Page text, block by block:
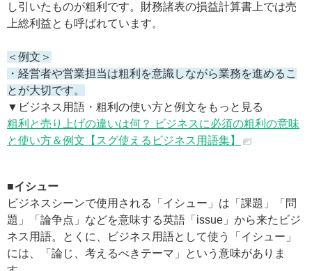
し引いたものが粗利です。財務諸表の損益計算書上では売
上総利益とも呼ばれています。
＜例文＞
・経営者や営業担当は粗利を意識しながら業務を進めるこ
とが大切です。
▼ビジネス用語・粗利の使い方と例文をもっと見る
粗利と売り上げの違いは何？ ビジネスに必須の粗利の意味
と使い方＆例文【スグ使えるビジネス用語集】
■イシュー
ビジネスシーンで使用される「イシュー」は「課題」「問
題」「論争点」などを意味する英語「issue」から来たビジ
ネス用語。とくに、ビジネス用語として使う「イシュー」
には、「論じ、考えるべきテーマ」という意味がありま